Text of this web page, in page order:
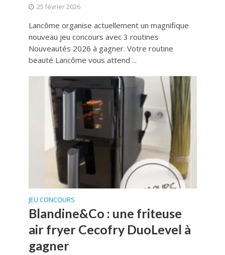
25 février 2026
Lancôme organise actuellement un magnifique
nouveau jeu concours avec 3 routines
Nouveautés 2026 à gagner. Votre routine
beauté Lancôme vous attend ...
JEU CONCOURS
Blandine&Co : une friteuse
air fryer Cecofry DuoLevel à
gagner